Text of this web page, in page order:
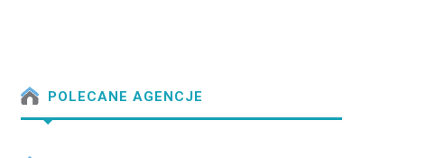
POLECANE AGENCJE